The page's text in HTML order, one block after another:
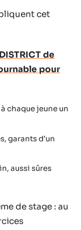
cet
de
pour
chaque jeune un
garants d’un
aussi sûres
de stage : au